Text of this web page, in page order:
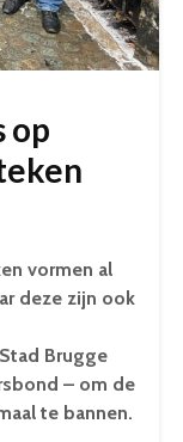
op
vormen al
deze zijn ook
Brugge
– om de
te bannen.